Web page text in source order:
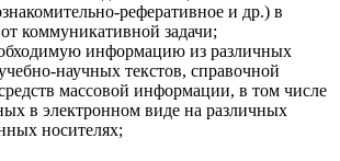
реферативное и др.) в
коммуникативной задачи;
информацию из различных
научных текстов, справочной
массовой информации, в том числе
в электронном виде на различных
носителях;